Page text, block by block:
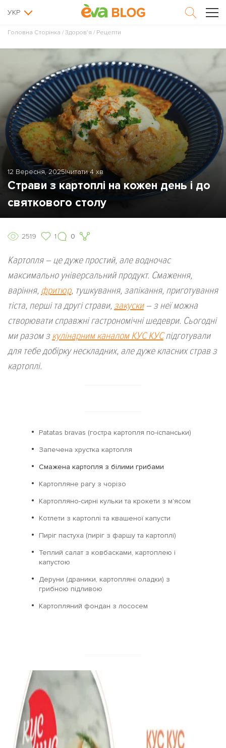
УКР
Головна Сторінка / Здоров'я / Рецепти
12 Вересня, 2025|читати 4 хв
Страви з картоплі на кожен день і до
святкового столу
2519 1 0
Картопля – це дуже простий, але водночас
максимально універсальний продукт. Смаження,
варіння, фритюр, тушкування, запікання, приготування
тіста, перші та другі страви, закуски– з неї можна
створювати справжні гастрономічні шедеври. Сьогодні
ми разом зкулінарним каналом КУС КУСпідготували
для тебе добірку нескладних, але дуже класних страв з
картоплі.
Patatas bravas (гостра картопля по-іспанськи)
Запечена хрустка картопля
Смажена картопля з білими грибами
Картопляне рагу з чорізо
Картопляно-сирні кульки та крокети з м'ясом
Котлети з картоплі та квашеної капусти
Пиріг пастуха (пиріг з фаршу та картоплі)
Теплий салат з ковбасками, картоплею і
капустою
Деруни (драники, картопляні оладки) з
грибною підливою
Картопляний фондан з лососем